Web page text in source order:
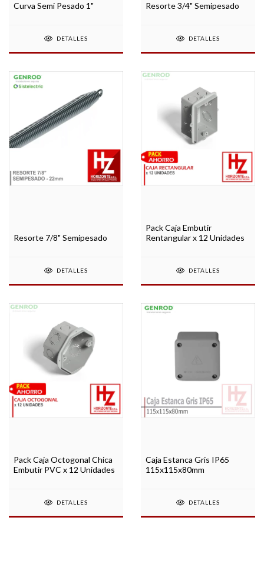
Curva Semi Pesado 1"
DETALLES
Resorte 3/4" Semipesado
DETALLES
Resorte 7/8" Semipesado
DETALLES
Pack Caja Embutir
Rentangular x 12 Unidades
DETALLES
Pack Caja Octogonal Chica
Embutir PVC x 12 Unidades
DETALLES
Caja Estanca Gris IP65
115x115x80mm
DETALLES